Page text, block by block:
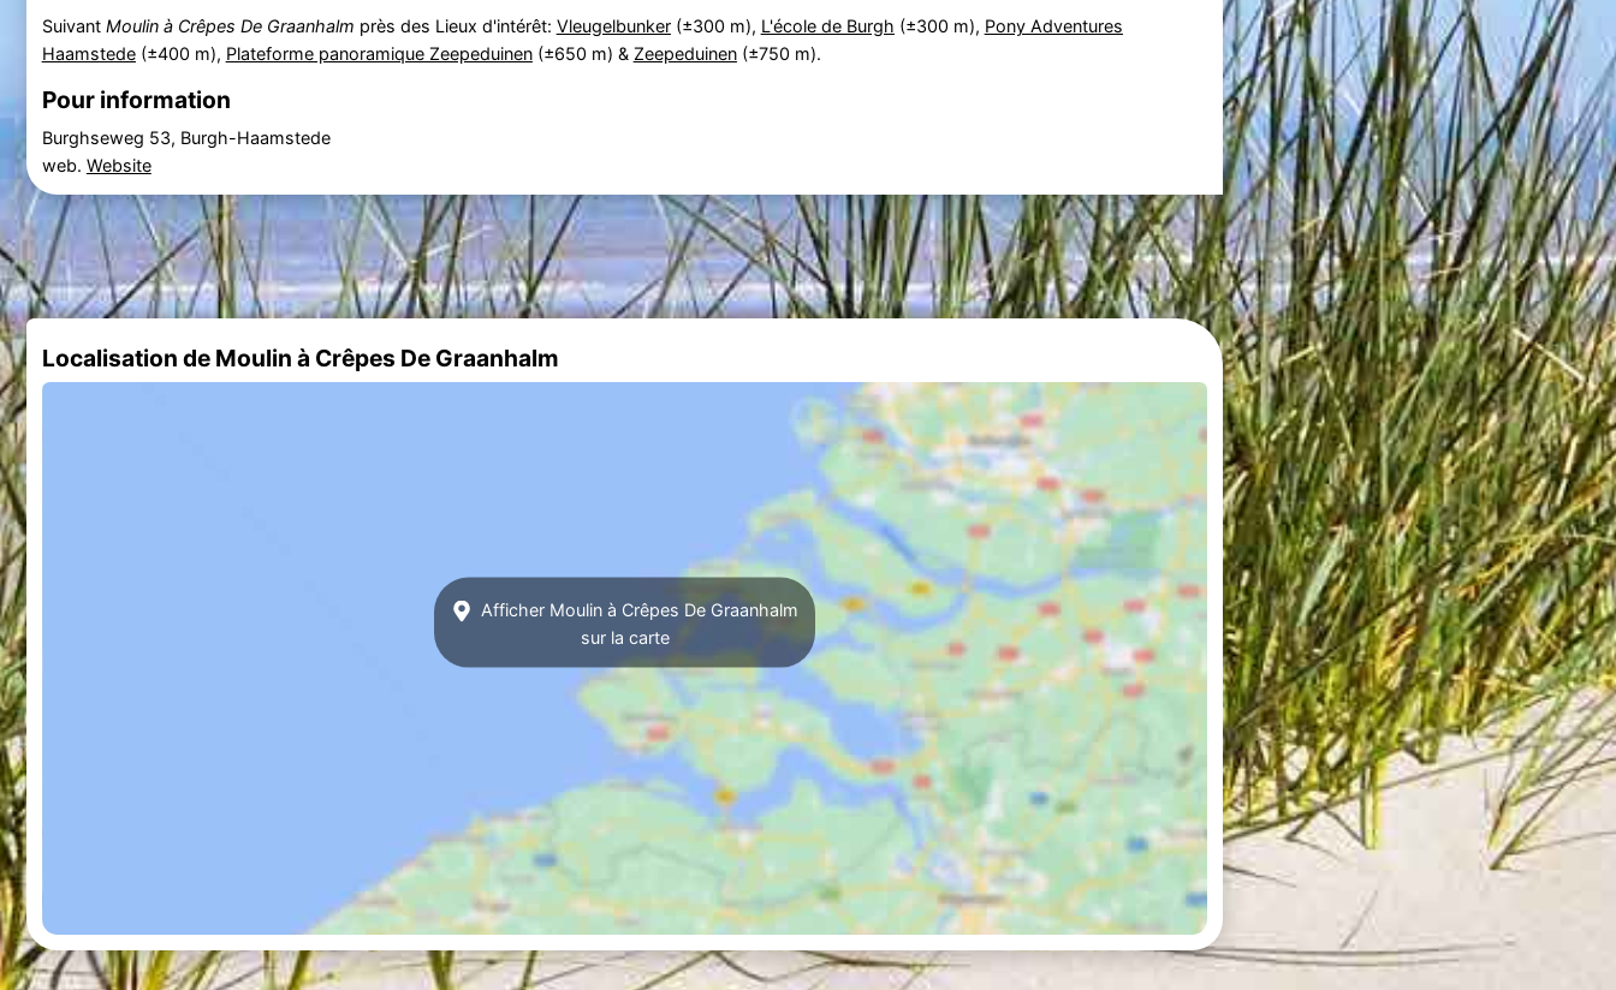
Suivant Moulin à Crêpes De Graanhalm près des Lieux d'intérêt: Vleugelbunker(±300 m), L'école de Burgh (±300 m), Pony Adventures
Haamstede(±400 m), Plateforme panoramique Zeepeduinen(±650 m) & Zeepeduinen(±750 m).
Pour information
Burghseweg 53, Burgh-Haamstede
web. Website
Localisation de Moulin à Crêpes De Graanhalm
Afficher Moulin à Crêpes De Graanhalm
sur la carte